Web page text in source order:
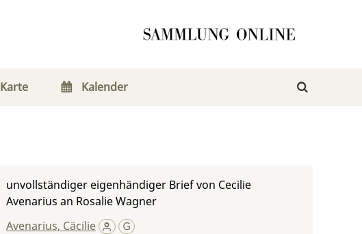
Karte Kalender
unvollständiger eigenhändiger Brief von Cecilie
Avenarius an Rosalie Wagner
Avenarius, Cäcilie